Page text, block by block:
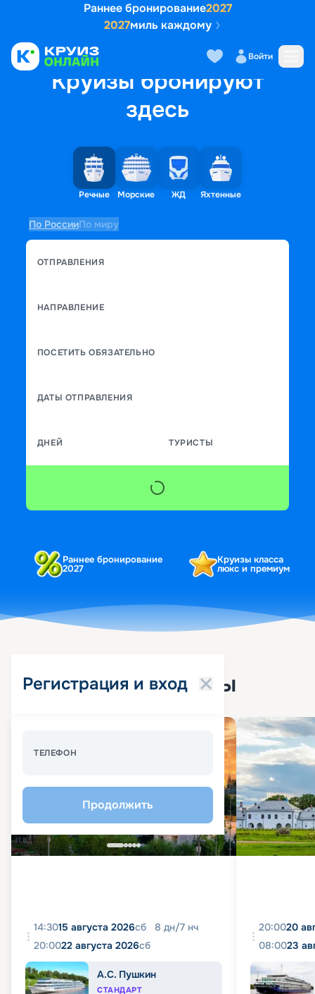
Раннее бронирование2027
2027миль каждому
Войти
Круизы бронируют
здесь
Речные Морские ЖД Яхтенные
По РоссииПо миру
ОТПРАВЛЕНИЯ
НАПРАВЛЕНИЕ
ПОСЕТИТЬ ОБЯЗАТЕЛЬНО
ДАТЫ ОТПРАВЛЕНИЯ
ДНЕЙ ТУРИСТЫ
Раннее бронирование
2027
Круизы класса
люкс и премиум
Регистрация и вход
ТЕЛЕФОН
Продолжить
Популярные круизы
14:3015 августа 2026сб 8 дн/7 нч
20:0022 августа 2026сб
А.С. Пушкин
СТАНДАРТ
20:0020
08:0023